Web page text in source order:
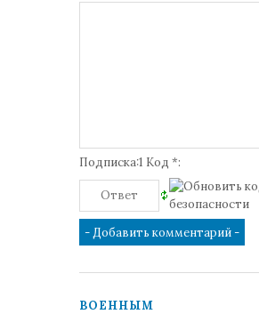
Подписка:1 Код *:
ВОЕННЫМ